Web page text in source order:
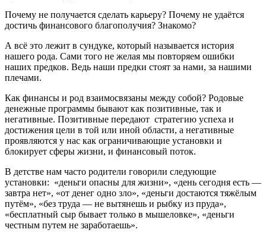
Почему не получается сделать карьеру? Почему не удаётся
достичь финансового благополучия? Знакомо?
А всё это лежит в сундуке, который называется история
нашего рода. Сами того не желая мы повторяем ошибки
наших предков. Ведь наши предки стоят за нами, за нашими
плечами.
Как финансы и род взаимосвязаны между собой? Родовые
денежные программы бывают как позитивные, так и
негативные. Позитивные передают стратегию успеха и
достижения цели в той или иной области, а негативные
проявляются у нас как ограничивающие установки и
блокирует сферы жизни, и финансовый поток.
В детстве нам часто родители говорили следующие
установки: «деньги опасны для жизни», «день сегодня есть —
завтра нет», «от денег одно зло», «деньги достаются тяжёлым
путём», «без труда — не вытянешь и рыбку из пруда»,
«бесплатный сыр бывает только в мышеловке», «деньги
честным путем не заработаешь».